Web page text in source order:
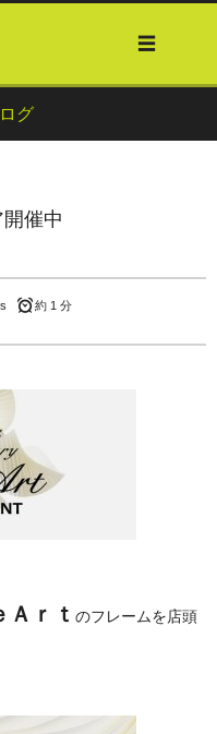
グ
催中
約 1 分
Ａｒｔ のフレームを店頭